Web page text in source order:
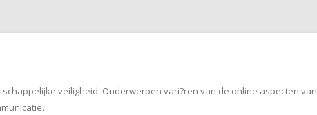
veiligheid. Onderwerpen vari?ren van de online aspecten van